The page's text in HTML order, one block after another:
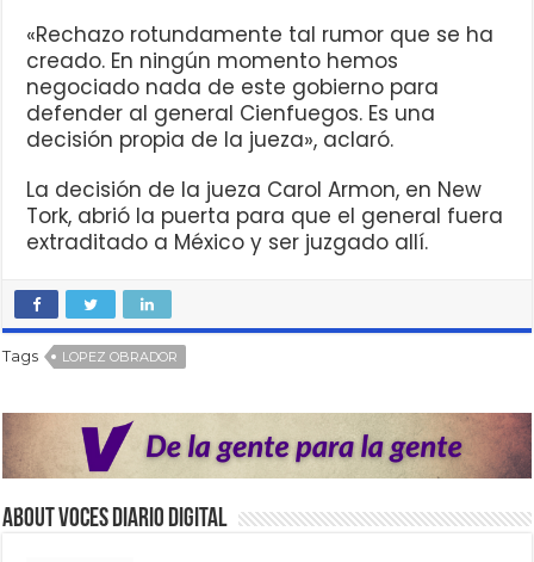
«Rechazo rotundamente tal rumor que se ha
creado. En ningún momento hemos
negociado nada de este gobierno para
defender al general Cienfuegos. Es una
decisión propia de la jueza», aclaró.
La decisión de la jueza Carol Armon, en New
Tork, abrió la puerta para que el general fuera
extraditado a México y ser juzgado allí.
Tags LOPEZ OBRADOR
About VOCES Diario digital